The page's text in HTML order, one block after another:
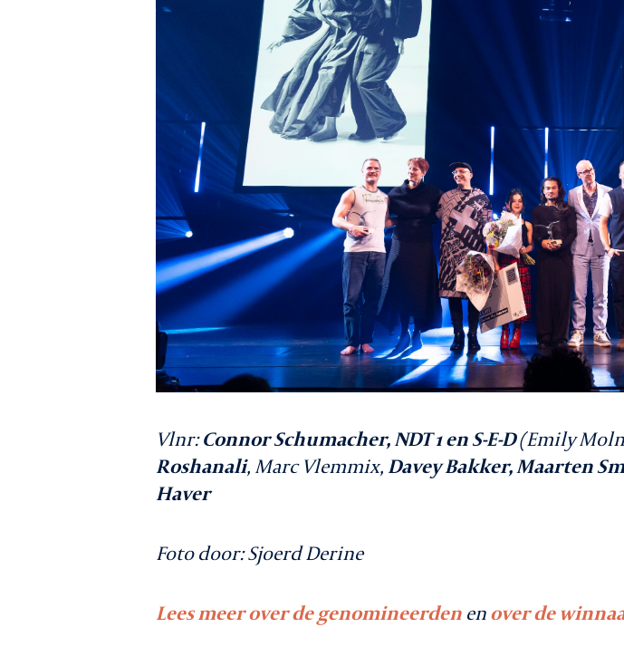
Vlnr:Connor Schumacher, NDT 1 en S-E-D(Emily
Roshanali,Marc Vlemmix,Davey Bakker, Maarten
Haver
Foto door: Sjoerd Derine
Lees meer over de genomineerden enover de